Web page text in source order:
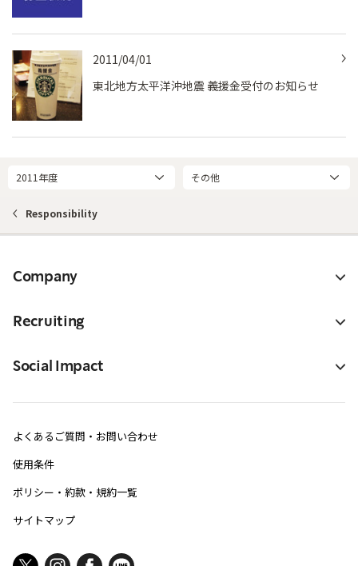
2011/04/01
東北地方太平洋沖地震 義援金受付のお知らせ
2011年度 その他
Responsibility
Company
Recruiting
Social Impact
よくあるご質問・お問い合わせ
使用条件
ポリシー・約款・規約一覧
サイトマップ